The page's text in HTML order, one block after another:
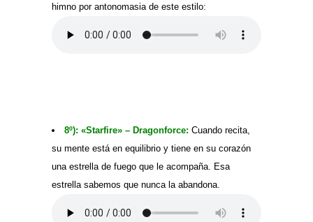
himno por antonomasia de este estilo:
8º): «Starfire» – Dragonforce: Cuando recita,
su mente está en equilibrio y tiene en su corazón
una estrella de fuego que le acompaña. Esa
estrella sabemos que nunca la abandona.